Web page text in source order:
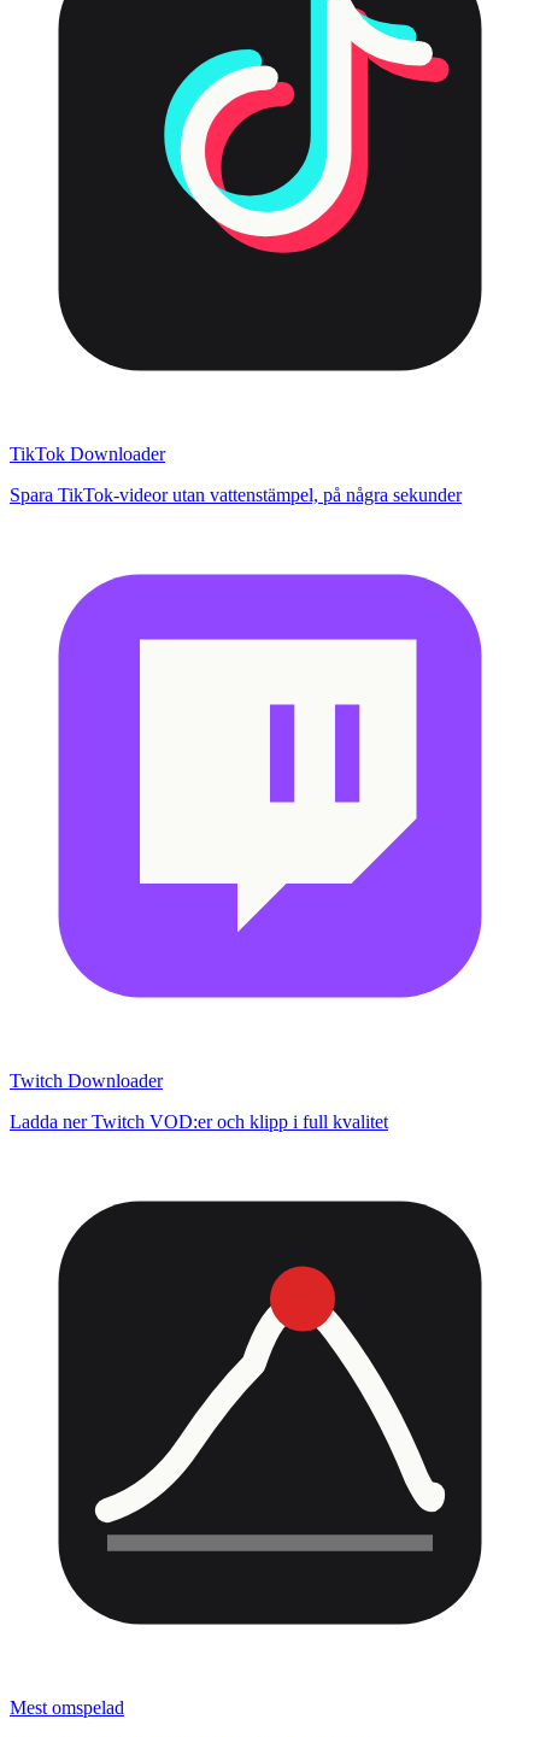
TikTok Downloader
Spara TikTok-videor utan vattenstämpel, på några sekunder
Twitch Downloader
Ladda ner Twitch VOD:er och klipp i full kvalitet
Mest omspelad